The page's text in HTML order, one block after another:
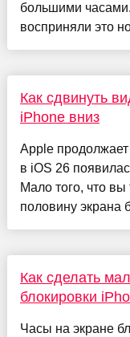
большими
восприняли это
Как сдвинуть
iPhone вниз
Apple продолжает
в iOS 26
Мало того, что
половину экрана
Как сделать
блокировки
Часы на экране